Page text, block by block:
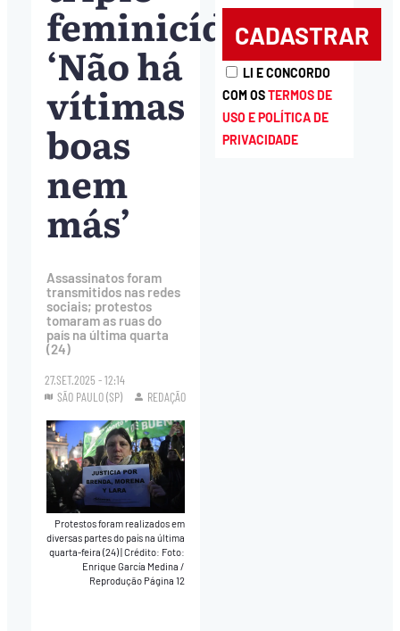
feminicídio:
‘Não há
vítimas
boas
nem
más’
Assassinatos foram
transmitidos nas redes
sociais; protestos
tomaram as ruas do
país na última quarta
(24)
27.SET.2025 - 12:14
SÃO PAULO (SP)
REDAÇÃO
Protestos foram realizados em
diversas partes do país na última
quarta-feira (24)|Crédito: Foto:
Enrique García Medina /
Reprodução Página 12
LI E CONCORDO
COM OSTERMOS DE
USO E POLÍTICA DE
PRIVACIDADE